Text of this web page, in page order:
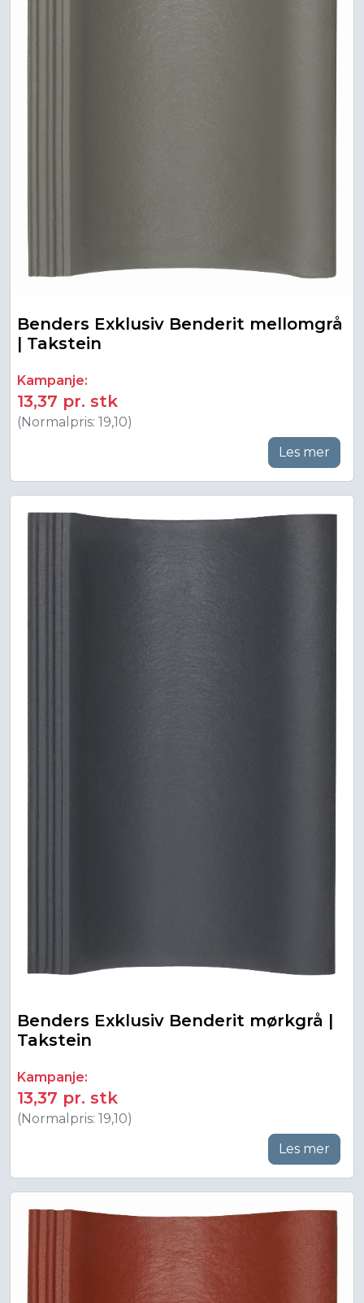
Benders Exklusiv Benderit mellomgrå
| Takstein
Kampanje:
13,37 pr. stk
(Normalpris: 19,10)
Les mer
Benders Exklusiv Benderit mørkgrå |
Takstein
Kampanje:
13,37 pr. stk
(Normalpris: 19,10)
Les mer